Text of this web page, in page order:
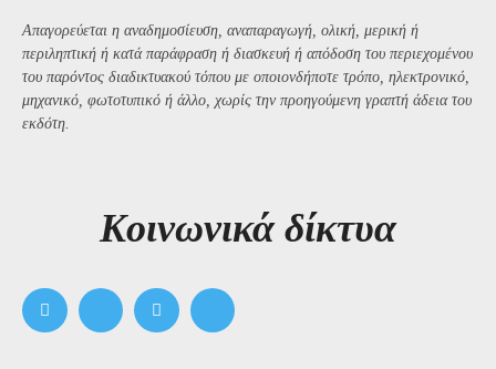
Απαγορεύεται η αναδημοσίευση, αναπαραγωγή, ολική, μερική ή
περιληπτική ή κατά παράφραση ή διασκευή ή απόδοση του περιεχομένου
του παρόντος διαδικτυακού τόπου με οποιονδήποτε τρόπο, ηλεκτρονικό,
μηχανικό, φωτοτυπικό ή άλλο, χωρίς την προηγούμενη γραπτή άδεια του
εκδότη.
Kοινωνικά δίκτυα